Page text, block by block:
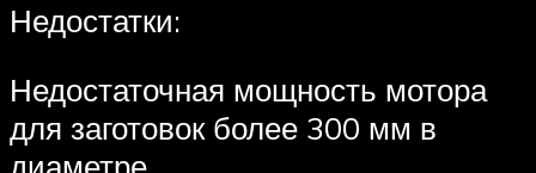
Недостатки:
Недостаточная мощность мотора
для заготовок более 300 мм в